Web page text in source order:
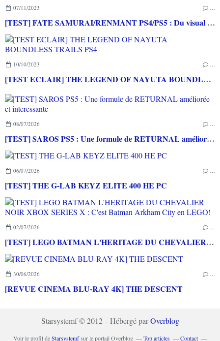
07/11/2023 …
[TEST] FATE SAMURAI/RENMANT PS4/PS5 : Du visual novel et du musou pour les fans de la saga
10/10/2023 …
[TEST ECLAIR] THE LEGEND OF NAYUTA BOUNDLESS TRAILS PS4
08/07/2026 …
[TEST] SAROS PS5 : Une formule de RETURNAL améliorée et interessante
06/07/2026 …
[TEST] THE G-LAB KEYZ ELITE 400 HE PC
02/07/2026 …
[TEST] LEGO BATMAN L'HERITAGE DU CHEVALIER NOIR XBOX SERIES X : C'est Batman Arkham City en LEGO!
30/06/2026 …
[REVUE CINEMA BLU-RAY 4K] THE DESCENT
Starsystemf © 2012 - Hébergé parOverblog
Voir le profil deStarsystemfsur le portail Overblog Top articles Contact